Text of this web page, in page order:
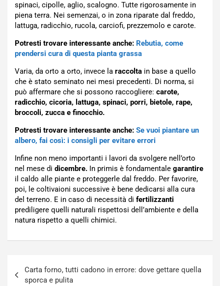
spinaci, cipolle, aglio, scalogno. Tutte rigorosamente in
piena terra. Nei semenzai, o in zona riparate dal freddo,
lattuga, radicchio, rucola, carciofi, prezzemolo e carote.
Potresti trovare interessante anche: Rebutia, come
prendersi cura di questa pianta grassa
Varia, da orto a orto, invece la raccolta in base a quello
che è stato seminato nei mesi precedenti. Di norma, si
può affermare che si possono raccogliere: carote,
radicchio, cicoria, lattuga, spinaci, porri, bietole, rape,
broccoli, zucca e finocchio.
Potresti trovare interessante anche: Se vuoi piantare un
albero, fai così: i consigli per evitare errori
Infine non meno importanti i lavori da svolgere nell’orto
nel mese di dicembre. In primis è fondamentale garantire
il caldo alle piante e proteggerle dal freddo. Per favorire,
poi, le coltivaioni successive è bene dedicarsi alla cura
del terreno. E in caso di necessità di fertilizzanti
prediligere quelli naturali rispettosi dell’ambiente e della
natura rispetto a quelli chimici.
articoli
Carta forno, tutti cadono in errore: dove gettare quella
sporca e pulita